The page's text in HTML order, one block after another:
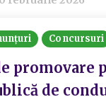
Concursuri
promovare
de